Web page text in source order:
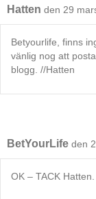
Hatten den 29
Betyourlife, finns
vänlig nog att
blogg. //Hatten
BetYourLife den
OK – TACK